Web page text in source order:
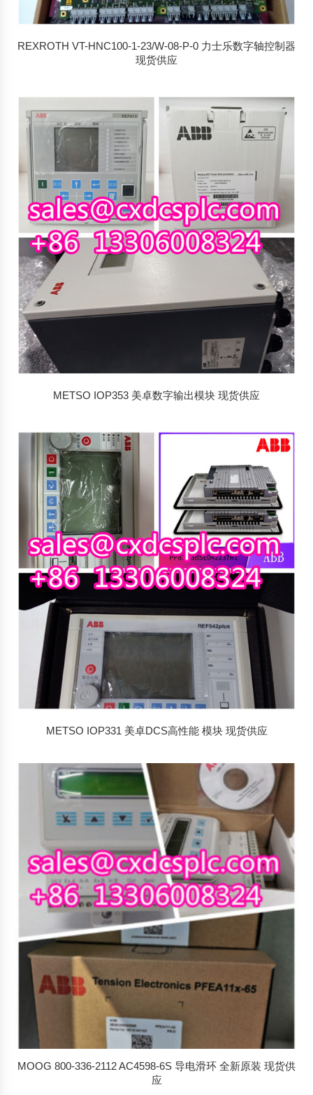
REXROTH VT-HNC100-1-23/W-08-P-0 力士乐数字轴控制器
现货供应
METSO IOP353 美卓数字输出模块 现货供应
METSO IOP331 美卓DCS高性能 模块 现货供应
MOOG 800-336-2112 AC4598-6S 导电滑环 全新原装 现货供
应